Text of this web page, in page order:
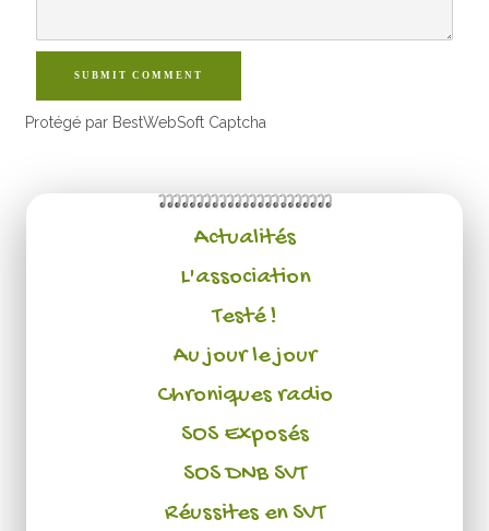
SUBMIT COMMENT
Protégé par BestWebSoft Captcha
Actualités
L'association
Testé !
Au jour le jour
Chroniques radio
SOS Exposés
SOS DNB SVT
Réussites en SVT